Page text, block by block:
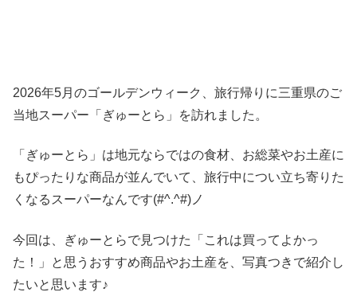
2026年5月のゴールデンウィーク、旅行帰りに三重県のご
当地スーパー「ぎゅーとら」を訪れました。
「ぎゅーとら」は地元ならではの食材、お総菜やお土産に
もぴったりな商品が並んでいて、旅行中につい立ち寄りた
くなるスーパーなんです(#^.^#)ノ
今回は、ぎゅーとらで見つけた「これは買ってよかっ
た！」と思うおすすめ商品やお土産を、写真つきで紹介し
たいと思います♪